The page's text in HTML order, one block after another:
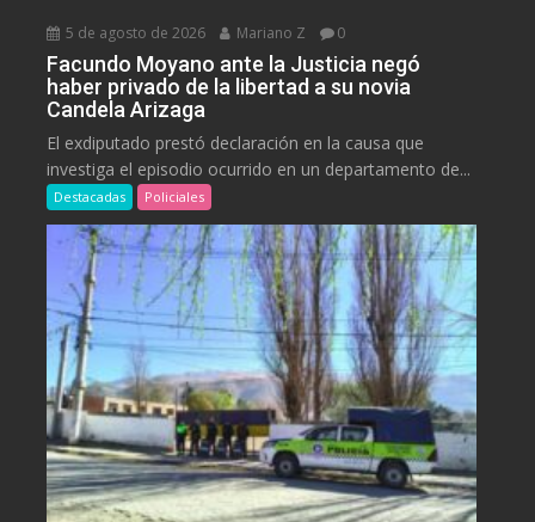
5 de agosto de 2026 Mariano Z 0
Facundo Moyano ante la Justicia negó
haber privado de la libertad a su novia
Candela Arizaga
El exdiputado prestó declaración en la causa que
investiga el episodio ocurrido en un departamento de...
Destacadas Policiales